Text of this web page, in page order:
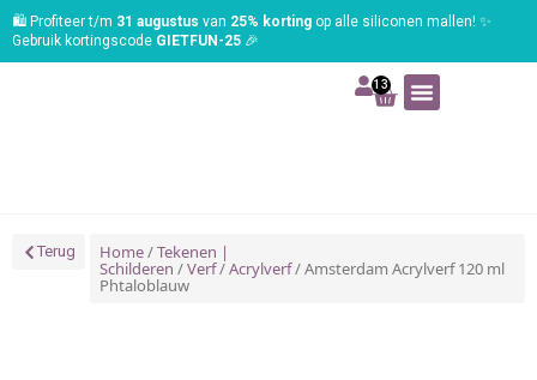
🛍️ Profiteer t/m 31 augustus van 25% korting op alle siliconen mallen! ✨
Gebruik kortingscode GIETFUN-25 🎉
13
Terug Home/Tekenen |
Schilderen /Verf/Acrylverf/ Amsterdam Acrylverf 120 ml
Phtaloblauw